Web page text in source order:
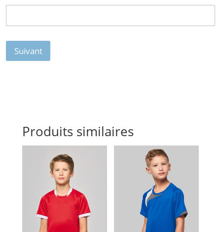
Suivant
Produits similaires